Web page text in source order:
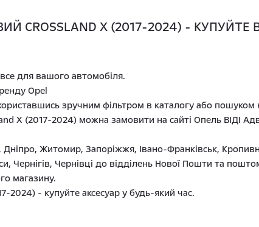
X (2017-2024) - КУПУЙТЕ
для вашого автомобіля.
Opel
зручним фільтром в каталогу або пошуком
X (2017-2024) можна замовити на сайті Опель ВІДІ
Дніпро, Житомир, Запоріжжя, Івано-Франківськ,
Чернігів, Чернівці до відділень Нової Пошти та
магазину.
2024) - купуйте аксесуар у будь-який час.